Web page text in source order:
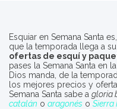
Esquiar en Semana Santa
que la temporada llega a
ofertas de esquí y
pases la Semana Santa en
Dios manda, de la
los mejores precios y
Semana Santa sabe a gloria
catalán o aragonés o Sierra